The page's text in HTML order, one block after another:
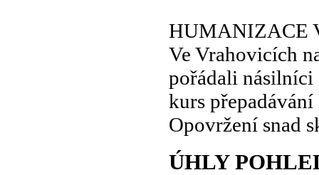
HUMANIZACE
Ve Vrahovicích
pořádali násilníci
kurs
Opovržení snad
ÚHLY